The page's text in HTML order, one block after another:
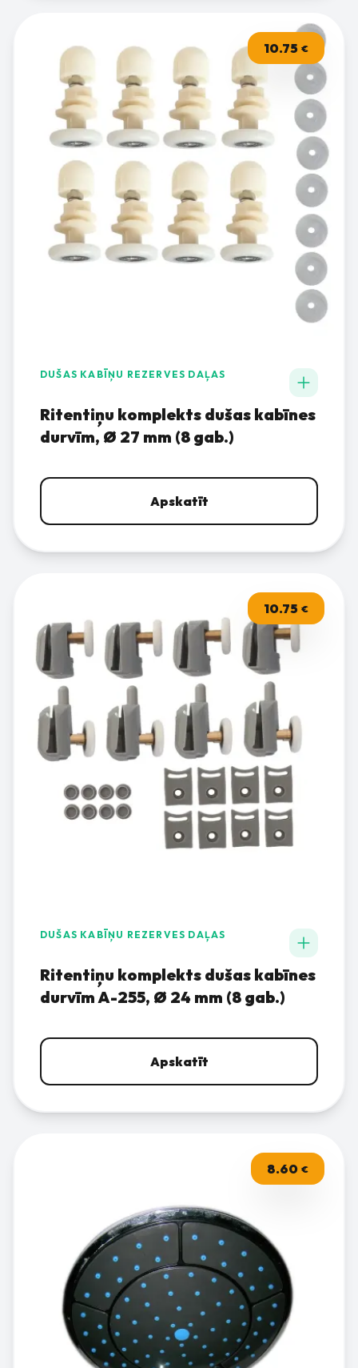
10.75 €
DUŠAS KABĪŅU REZERVES DAĻAS
Ritentiņu komplekts dušas kabīnes
durvīm, Ø 27 mm (8 gab.)
Apskatīt
10.75 €
DUŠAS KABĪŅU REZERVES DAĻAS
Ritentiņu komplekts dušas kabīnes
durvīm A-255, Ø 24 mm (8 gab.)
Apskatīt
8.60 €